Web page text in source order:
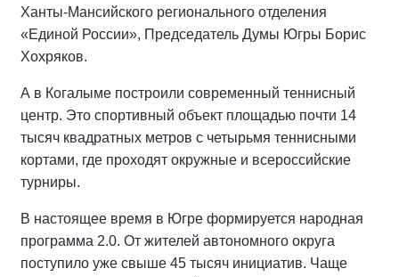
Ханты-Мансийского регионального отделения
«Единой России», Председатель Думы Югры Борис
Хохряков.
А в Когалыме построили современный теннисный
центр. Это спортивный объект площадью почти 14
тысяч квадратных метров с четырьмя теннисными
кортами, где проходят окружные и всероссийские
турниры.
В настоящее время в Югре формируется народная
программа 2.0. От жителей автономного округа
поступило уже свыше 45 тысяч инициатив. Чаще